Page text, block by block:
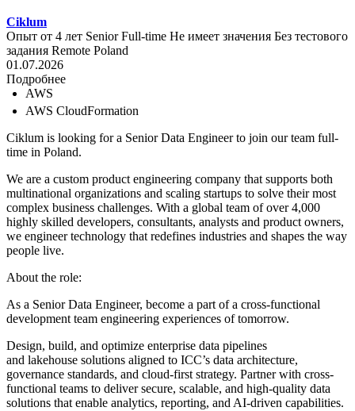
Ciklum
Опыт от 4 лет Senior Full-time Не имеет значения Без тестового
задания Remote Poland
01.07.2026
Подробнее
AWS
AWS CloudFormation
Ciklum is looking for a Senior Data Engineer to join our team full-
time in Poland.
We are a custom product engineering company that supports both
multinational organizations and scaling startups to solve their most
complex business challenges. With a global team of over 4,000
highly skilled developers, consultants, analysts and product owners,
we engineer technology that redefines industries and shapes the way
people live.
About the role:
As a Senior Data Engineer, become a part of a cross-functional
development team engineering experiences of tomorrow.
Design, build, and optimize enterprise data pipelines
and lakehouse solutions aligned to ICC’s data architecture,
governance standards, and cloud-first strategy. Partner with cross-
functional teams to deliver secure, scalable, and high-quality data
solutions that enable analytics, reporting, and AI-driven capabilities.